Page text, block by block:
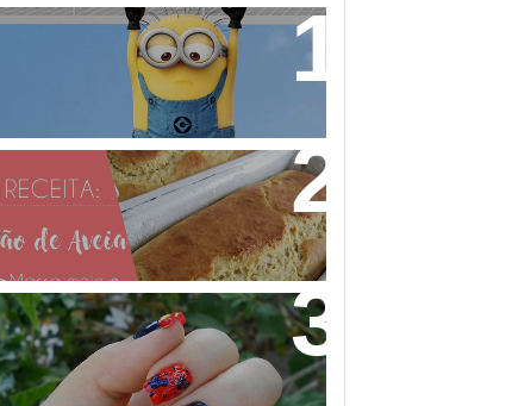
WALLPAPERS SUPER FOFOS PARA
SEU CELULAR! (PARTE 2)
PÃO DE AVEIA FEITO COM MASSA
MOLE - NÃO PRECISA SOVAR! VEM
APRENDER!
NAIL ART MICKEY MOUSE